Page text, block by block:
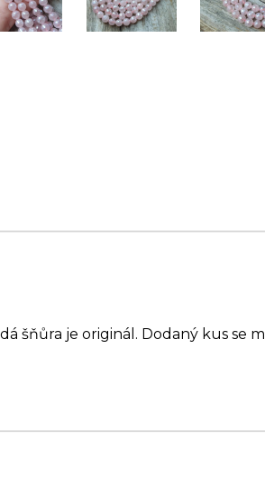
šňůra je originál. Dodaný kus